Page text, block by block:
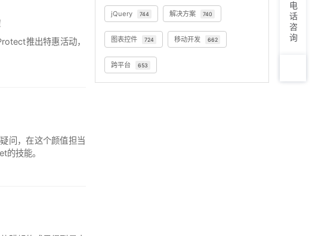
推出特惠活动，
问，在这个颜值担当
的技能。
jQuery 744 解决方案 740
图表控件 724 移动开发 662
跨平台 653
电话咨询